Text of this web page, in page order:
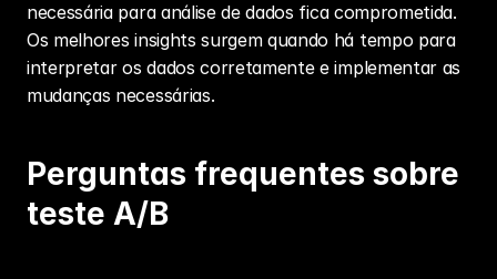
necessária para análise de dados fica comprometida.
Os melhores insights surgem quando há tempo para
interpretar os dados corretamente e implementar as
mudanças necessárias.
Perguntas frequentes sobre
teste A/B